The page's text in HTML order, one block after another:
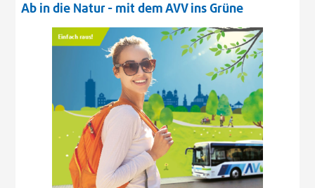
Ab in die Natur - mit dem AVV ins Grüne